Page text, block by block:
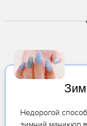
Недорогой
зимний маникюр